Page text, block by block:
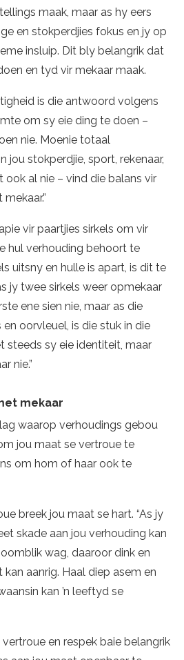
maak, maar as hy eers
en stokperdjies fokus en jy op
insluip. Dit bly belangrik dat
en tyd vir mekaar maak.
is die antwoord volgens
om sy eie ding te doen –
nie. Moenie totaal
jou stokperdjie, sport, rekenaar,
ook al nie – vind die balans vir
vir paartjies sirkels om vir
hul verhouding behoort te
uitsny en hulle is apart, is dit te
jy twee sirkels weer opmekaar
ene sien nie, maar as die
oorvleuel, is die stuk in die
steeds sy eie identiteit, maar
nie.”
mekaar
waarop verhoudings gebou
jou maat se vertroue te
om hom of haar ook te
breek jou maat se hart. “As jy
skade aan jou verhouding kan
oomblik wag, daaroor dink en
aanrig. Haal diep asem en
kan ’n leeftyd se
en respek baie belangrik